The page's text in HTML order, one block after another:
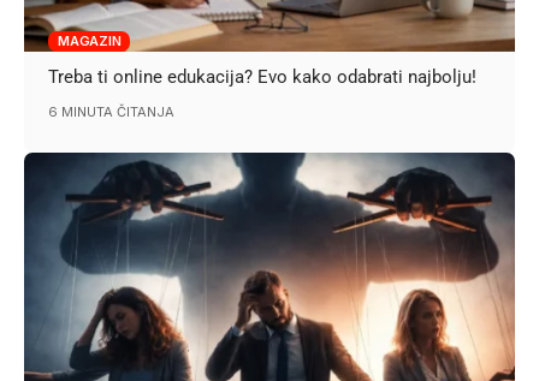
MAGAZIN
Treba ti online edukacija? Evo kako odabrati najbolju!
6 MINUTA ČITANJA